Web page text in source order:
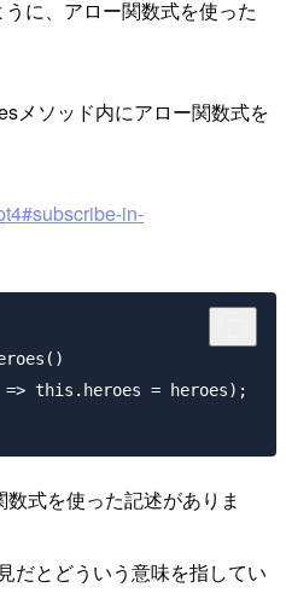
に、アロー関数式を使った
メソッド内にアロー関数式を
in-
this.heroes = heroes);
式を使った記述がありま
だとどういう意味を指してい